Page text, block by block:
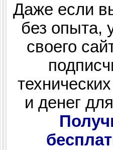
Даже если
без опыта,
своего
и денег